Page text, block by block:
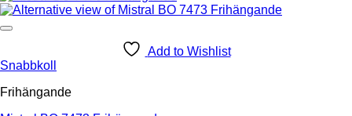
Add to Wishlist
Snabbkoll
Frihängande